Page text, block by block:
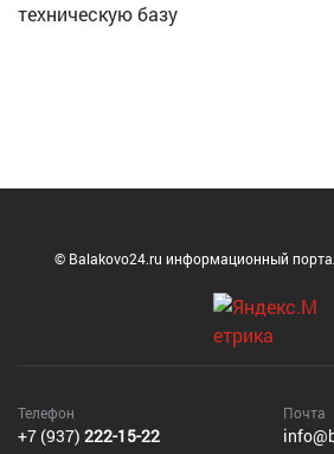
техническую базу
© Balakovo24.ru информационный
Телефон
+7 (937) 222-15-22
Почта